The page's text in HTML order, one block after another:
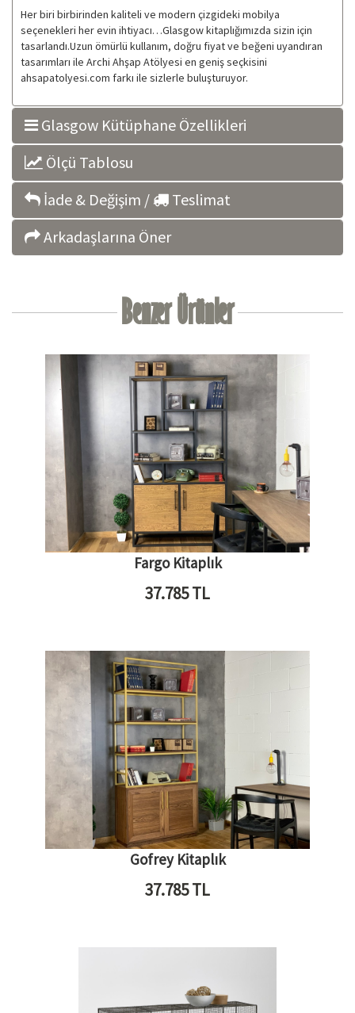
Her biri birbirinden kaliteli ve modern çizgideki mobilya
seçenekleri her evin ihtiyacı…Glasgow kitaplığımızda sizin için
tasarlandı.Uzun ömürlü kullanım, doğru fiyat ve beğeni uyandıran
tasarımları ile Archi Ahşap Atölyesi en geniş seçkisini
ahsapatolyesi.com farkı ile sizlerle buluşturuyor.
Glasgow Kütüphane Özellikleri
Ölçü Tablosu
İade & Değişim /
Teslimat
Arkadaşlarına Öner
Benzer Ürünler
Fargo Kitaplık
37.785TL
Gofrey Kitaplık
37.785TL